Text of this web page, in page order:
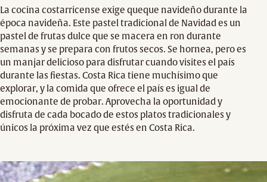
La cocina costarricense exige queque navideño durante la
época navideña. Este pastel tradicional de Navidad es un
pastel de frutas dulce que se macera en ron durante
semanas y se prepara con frutos secos. Se hornea, pero es
un manjar delicioso para disfrutar cuando visites el país
durante las fiestas. Costa Rica tiene muchísimo que
explorar, y la comida que ofrece el país es igual de
emocionante de probar. Aprovecha la oportunidad y
disfruta de cada bocado de estos platos tradicionales y
únicos la próxima vez que estés en Costa Rica.